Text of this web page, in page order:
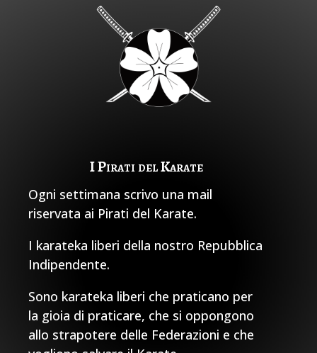
I Pirati del Karate
Ogni settimana scrivo una mail
riservata ai Pirati del Karate.
I karateka liberi della nostro Repubblica
Indipendente.
Sono karateka liberi che praticano per
la gioia di praticare, che si oppongono
allo strapotere delle Federazioni e che